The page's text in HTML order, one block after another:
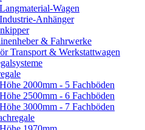
Langmaterial-Wagen
Industrie-Anhänger
& Fahrwerke
Transport & Werkstattwagen
Höhe 2000mm - 5 Fachböden
Höhe 2500mm - 6 Fachböden
Höhe 3000mm - 7 Fachböden